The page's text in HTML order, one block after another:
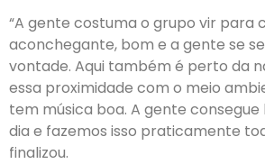
“A gente costuma o grupo vir para
aconchegante, bom e a gente se
vontade. Aqui também é perto da
essa proximidade com o meio
tem música boa. A gente
dia e fazemos isso praticamente
finalizou.